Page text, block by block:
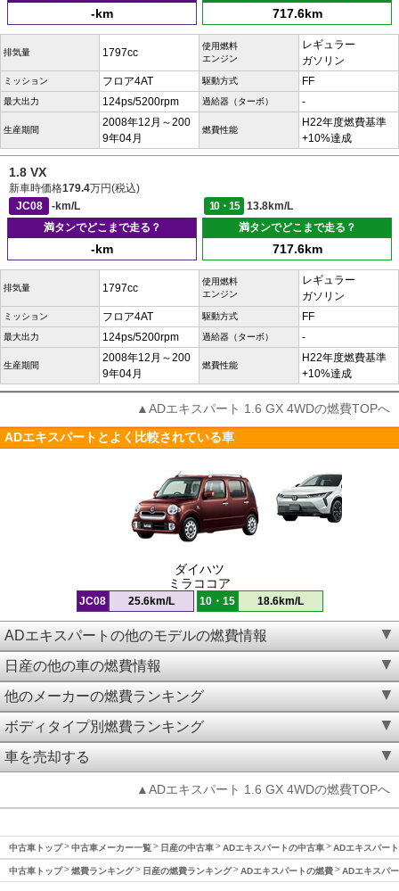
-km 717.6km
排気量 1797cc
使用燃料
エンジン
レギュラー
ガソリン
ミッション フロア4AT 駆動方式 FF
最大出力 124ps/5200rpm 過給器（ターボ） -
生産期間
2008年12月～200
9年04月
燃費性能
H22年度燃費基準
+10%達成
1.8 VX
新車時価格179.4万円(税込)
JC08
-km/L 10・15
13.8km/L
満タンでどこまで走る？
-km
満タンでどこまで走る？
717.6km
排気量 1797cc
使用燃料
エンジン
レギュラー
ガソリン
ミッション フロア4AT 駆動方式 FF
最大出力 124ps/5200rpm 過給器（ターボ） -
生産期間
2008年12月～200
9年04月
燃費性能
H22年度燃費基準
+10%達成
▲ADエキスパート 1.6 GX 4WDの燃費TOPへ
ADエキスパートとよく比較されている車
ダイハツ
ミラココア
JC08 25.6km/L 10・15 18.6km/L
ADエキスパートの他のモデルの燃費情報
日産の他の車の燃費情報
他のメーカーの燃費ランキング
ボディタイプ別燃費ランキング
車を売却する
▲ADエキスパート 1.6 GX 4WDの燃費TOPへ
中古車トップ 中古車メーカー一覧 日産の中古車 ADエキスパートの中古車 ADエキスパー
中古車トップ 燃費ランキング 日産の燃費ランキング ADエキスパートの燃費 ADエキスパ